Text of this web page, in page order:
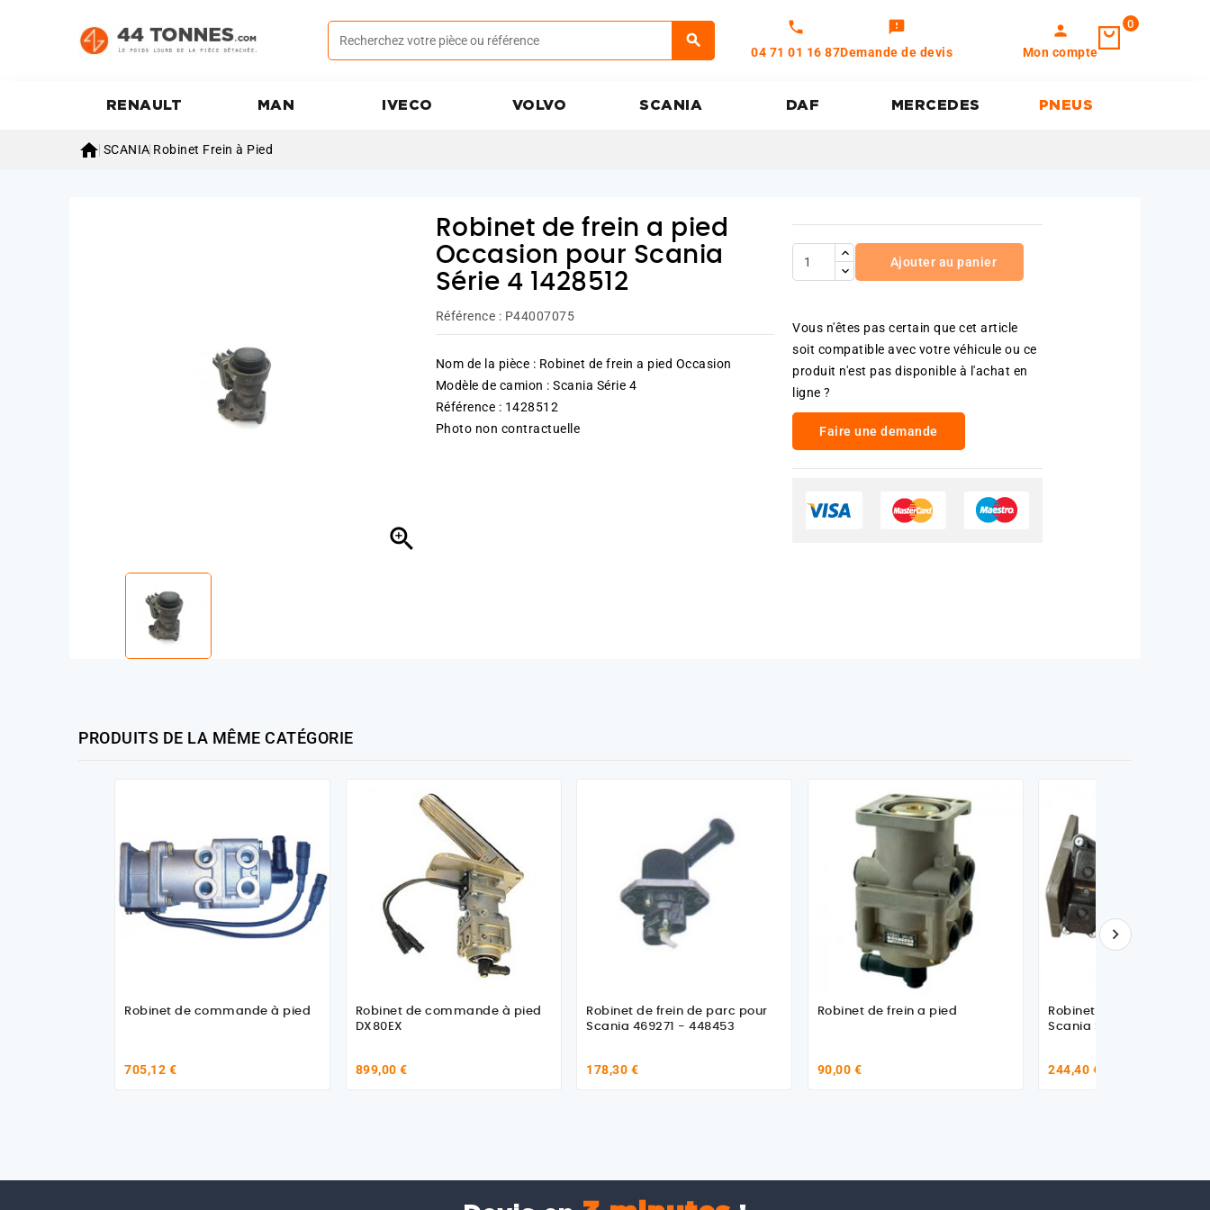
call
04 71 01 16 87
feedback
Demande de devis
person
Mon compte
0
RENAULT MAN IVECO VOLVO SCANIA DAF MERCEDES PNEUS
 SCANIA Robinet Frein à Pied

Robinet de frein a pied
Occasion pour Scania
Série 4 1428512
Référence : P44007075
Nom de la pièce : Robinet de frein a pied Occasion
Modèle de camion : Scania Série 4
Référence : 1428512
Photo non contractuelle
Ajouter au panier
Vous n'êtes pas certain que cet article
soit compatible avec votre véhicule ou ce
produit n'est pas disponible à l'achat en
ligne ?
Faire une demande
PRODUITS DE LA MÊME CATÉGORIE
Robinet de commande à pied
705,12 €
Robinet de commande à pied
DX80EX
899,00 €
Robinet de frein de parc pour
Scania 469271 - 448453
178,30 €
Robinet de frein a pied
90,00 €
Robinet de frein a pied
Scania Serie P / G / R / T
244,40 €
